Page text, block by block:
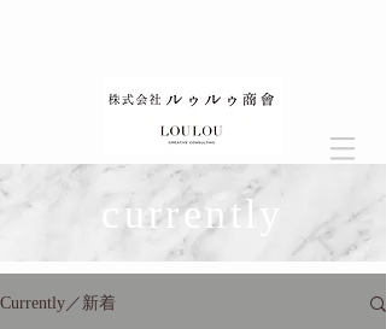
currently
Currently／新着